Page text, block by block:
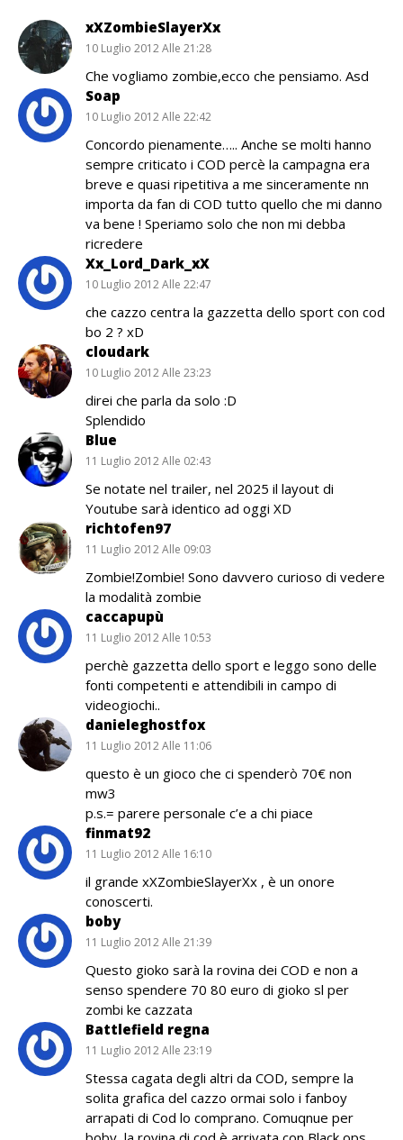
xXZombieSlayerXx
10 Luglio 2012 Alle 21:28
Che vogliamo zombie,ecco che pensiamo. Asd
Soap
10 Luglio 2012 Alle 22:42
Concordo pienamente….. Anche se molti hanno
sempre criticato i COD percè la campagna era
breve e quasi ripetitiva a me sinceramente nn
importa da fan di COD tutto quello che mi danno
va bene ! Speriamo solo che non mi debba
ricredere
Xx_Lord_Dark_xX
10 Luglio 2012 Alle 22:47
che cazzo centra la gazzetta dello sport con cod
bo 2 ? xD
cloudark
10 Luglio 2012 Alle 23:23
direi che parla da solo :D
Splendido
Blue
11 Luglio 2012 Alle 02:43
Se notate nel trailer, nel 2025 il layout di
Youtube sarà identico ad oggi XD
richtofen97
11 Luglio 2012 Alle 09:03
Zombie!Zombie! Sono davvero curioso di vedere
la modalità zombie
caccapupù
11 Luglio 2012 Alle 10:53
perchè gazzetta dello sport e leggo sono delle
fonti competenti e attendibili in campo di
videogiochi..
danieleghostfox
11 Luglio 2012 Alle 11:06
questo è un gioco che ci spenderò 70€ non
mw3
p.s.= parere personale c’e a chi piace
finmat92
11 Luglio 2012 Alle 16:10
il grande xXZombieSlayerXx , è un onore
conoscerti.
boby
11 Luglio 2012 Alle 21:39
Questo gioko sarà la rovina dei COD e non a
senso spendere 70 80 euro di gioko sl per
zombi ke cazzata
Battlefield regna
11 Luglio 2012 Alle 23:19
Stessa cagata degli altri da COD, sempre la
solita grafica del cazzo ormai solo i fanboy
arrapati di Cod lo comprano. Comuqnue per